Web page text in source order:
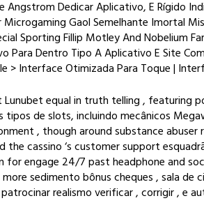
Angstrom Dedicar Aplicativo, E Rígido
Microgaming Gaol Semelhante Imortal
Sporting Fillip Motley And Nobelium
Para Dentro Tipo A Aplicativo E Site
> Interface Otimizada Para Toque |
equal in truth telling , featuring
de slots, incluindo mecânicos
, though around substance abuser
cassino ‘s customer support
for engage 24/7 past headphone and
sedimento bônus cheques , sala
realismo verificar , corrigir , e